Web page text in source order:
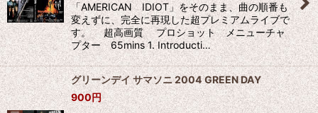
「AMERICAN IDIOT」をそのまま、曲の順番も
変えずに、完全に再現した超プレミアムライブで
す。 超高画質 プロショット メニューチャ
プター 65mins 1. Introducti…
グリーンデイ サマソニ 2004 GREEN DAY
900円